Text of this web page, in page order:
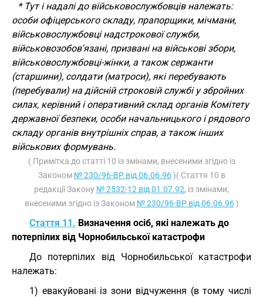
* Тут і надалі до військовослужбовців належать:
особи офіцерського складу, прапорщики, мічмани,
військовослужбовці надстрокової служби,
військовозобов'язані, призвані на військові збори,
військовослужбовці-жінки, а також сержанти
(старшини), солдати (матроси), які перебувають
(перебували) на дійсній строковій службі у збройних
силах, керівний і оперативний склад органів Комітету
державної безпеки, особи начальницького і рядового
складу органів внутрішніх справ, а також інших
військових формувань.
( Примітка до статті 10 із змінами, внесеними згідно із
Законом № 230/96-ВР від 06.06.96)( Стаття 10 в
редакції Закону № 2532-12 від 01.07.92, із змінами,
внесеними згідно із Законом № 230/96-ВР від 06.06.96)
Стаття 11. Визначення осіб, які належать до
потерпілих від Чорнобильської катастрофи
До потерпілих від Чорнобильської катастрофи
належать:
1) евакуйовані із зони відчуження (в тому числі